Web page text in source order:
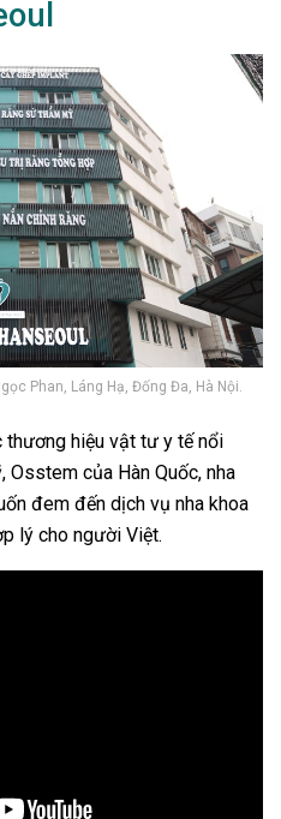
Phan, Láng Hạ, Đống Đa, Hà Nội.
thương hiệu vật tư y tế nổi
của Hàn Quốc, nha
đem đến dịch vụ nha khoa
lý cho người Việt.